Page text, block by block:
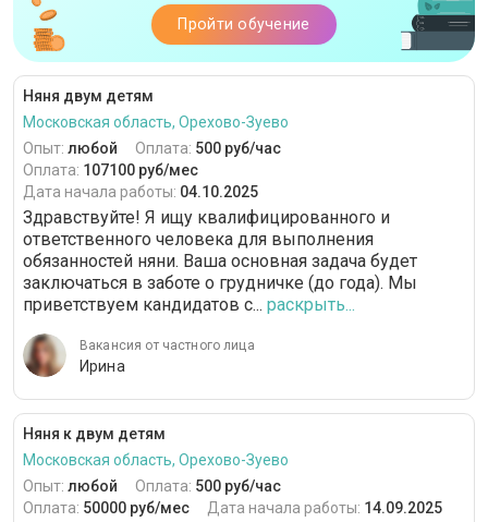
Пройти обучение
Няня двум детям
Московская область, Орехово-Зуево
Опыт: любой Оплата: 500 руб/час
Оплата: 107100 руб/мес
Дата начала работы: 04.10.2025
Здравствуйте! Я ищу квалифицированного и
ответственного человека для выполнения
обязанностей няни. Ваша основная задача будет
заключаться в заботе о грудничке (до года). Мы
приветствуем кандидатов с... раскрыть...
Вакансия от частного лица
Ирина
Няня к двум детям
Московская область, Орехово-Зуево
Опыт: любой Оплата: 500 руб/час
Оплата: 50000 руб/мес Дата начала работы: 14.09.2025